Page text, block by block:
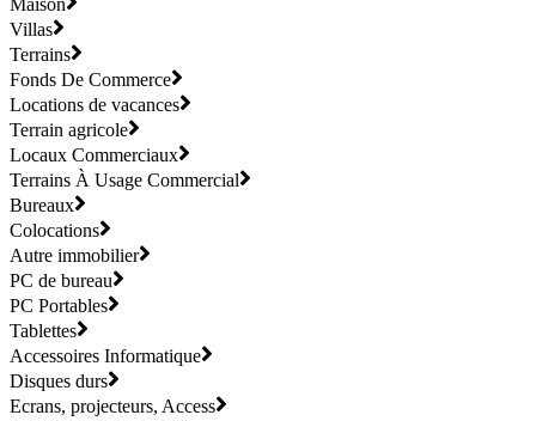
Villas
Terrains
Fonds De Commerce
Locations de vacances
Terrain agricole
Locaux Commerciaux
Terrains À Usage Commercial
Bureaux
Colocations
Autre immobilier
PC de bureau
PC Portables
Tablettes
Accessoires Informatique
Disques durs
Ecrans, projecteurs, Access